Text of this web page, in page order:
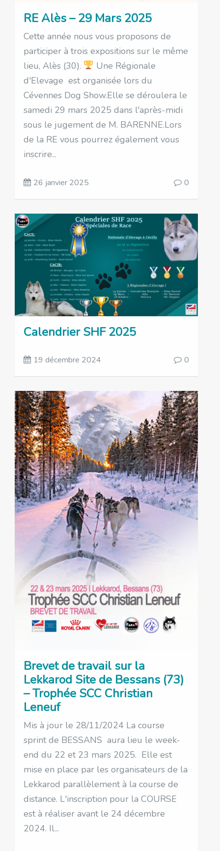
RE Alès – 29 Mars 2025
Cette année nous vous proposons de
participer à trois expositions sur le même
lieu, Alès (30).
Une Régionale
d'Elevage est organisée lors du
Cévennes Dog Show.Elle se déroulera le
samedi 29 mars 2025 dans l'après-midi
sous le jugement de M. BARENNE.Lors
de la RE vous pourrez également vous
inscrire...
26 janvier 2025 0
Calendrier SHF 2025
19 décembre 2024 0
Brevet de travail sur la
Lekkarod Site de Bessans (73)
– Trophée SCC Christian
Leneuf
Mis à jour le 28/11/2024 La course
sprint de BESSANS aura lieu le week-
end du 22 et 23 mars 2025. Elle est
mise en place par les organisateurs de la
Lekkarod parallèlement à la course de
distance. L'inscription pour la COURSE
est à réaliser avant le 24 décembre
2024. Il...